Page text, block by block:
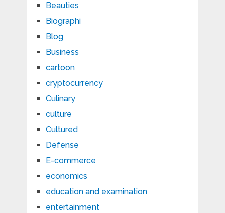
Beauties
Biographi
Blog
Business
cartoon
cryptocurrency
Culinary
culture
Cultured
Defense
E-commerce
economics
education and examination
entertainment